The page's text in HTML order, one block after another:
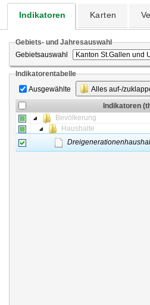
Indikatoren Karten
Gebiets- und Jahresauswahl
Gebietsauswahl
Indikatorentabelle
Ausgewählte
Alles auf-/
Indikatoren
Bevölkerung
Haushalte